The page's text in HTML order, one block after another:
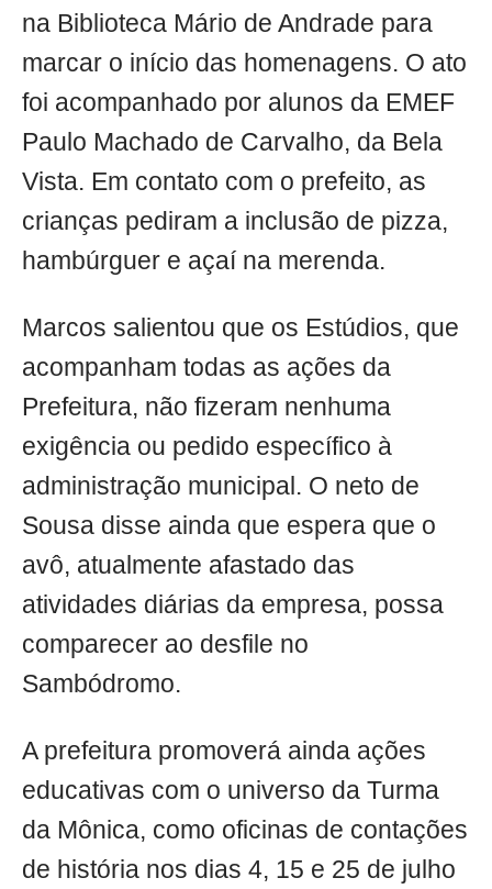
na Biblioteca Mário de Andrade para
marcar o início das homenagens. O ato
foi acompanhado por alunos da EMEF
Paulo Machado de Carvalho, da Bela
Vista. Em contato com o prefeito, as
crianças pediram a inclusão de pizza,
hambúrguer e açaí na merenda.
Marcos salientou que os Estúdios, que
acompanham todas as ações da
Prefeitura, não fizeram nenhuma
exigência ou pedido específico à
administração municipal. O neto de
Sousa disse ainda que espera que o
avô, atualmente afastado das
atividades diárias da empresa, possa
comparecer ao desfile no
Sambódromo.
A prefeitura promoverá ainda ações
educativas com o universo da Turma
da Mônica, como oficinas de contações
de história nos dias 4, 15 e 25 de julho